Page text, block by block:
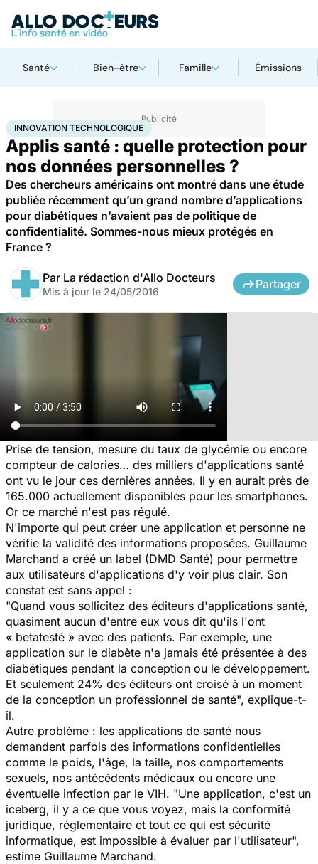
Santé Bien-être Famille Émissions
AccueilSantéInnovation technologique
INNOVATION TECHNOLOGIQUE
Applis santé : quelle protection pour
nos données personnelles ?
Des chercheurs américains ont montré dans une étude
publiée récemment qu’un grand nombre d’applications
pour diabétiques n’avaient pas de politique de
confidentialité. Sommes-nous mieux protégés en
France ?
Par La rédaction d'Allo Docteurs
Mis à jour le 24/05/2016
Partager
Prise de tension, mesure du taux de glycémie ou encore
compteur de calories… des milliers d'applications santé
ont vu le jour ces dernières années. Il y en aurait près de
165.000 actuellement disponibles pour les smartphones.
Or ce marché n'est pas régulé.
N'importe qui peut créer une application et personne ne
vérifie la validité des informations proposées. Guillaume
Marchand a créé un label (DMD Santé) pour permettre
aux utilisateurs d'applications d'y voir plus clair. Son
constat est sans appel :
"Quand vous sollicitez des éditeurs d'applications santé,
quasiment aucun d'entre eux vous dit qu'ils l'ont
« betatesté » avec des patients. Par exemple, une
application sur le diabète n'a jamais été présentée à des
diabétiques pendant la conception ou le développement.
Et seulement 24% des éditeurs ont croisé à un moment
de la conception un professionnel de santé", explique-t-
il.
Autre problème : les applications de santé nous
demandent parfois des informations confidentielles
comme le poids, l'âge, la taille, nos comportements
sexuels, nos antécédents médicaux ou encore une
éventuelle infection par le VIH. "Une application, c'est un
iceberg, il y a ce que vous voyez, mais la conformité
juridique, réglementaire et tout ce qui est sécurité
informatique, est impossible à évaluer par l'utilisateur",
estime Guillaume Marchand.